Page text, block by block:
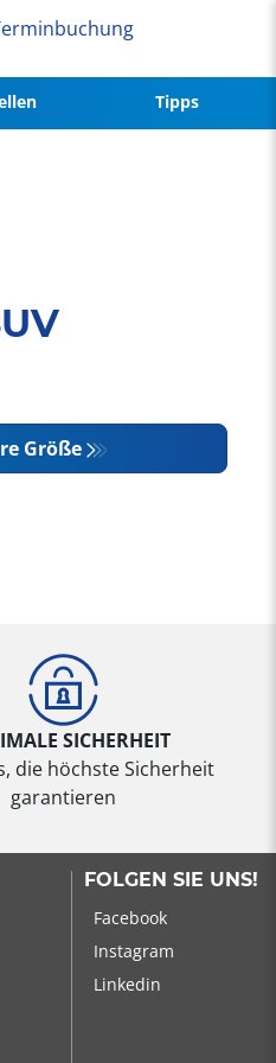
Tipps
Größe
SICHERHEIT
die höchste Sicherheit
garantieren
FOLGEN SIE UNS!
Facebook
Instagram
Linkedin